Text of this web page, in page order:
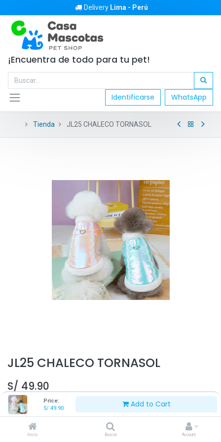
Price:
S/ 49.90 Add to Cart
Inicio Buscar Account
Delivery Lima - Perú
¡Encuentra de todo para tu pet!
Identificarse WhatsApp
Tienda JL25 CHALECO TORNASOL
JL25 CHALECO TORNASOL
S/ 49.90